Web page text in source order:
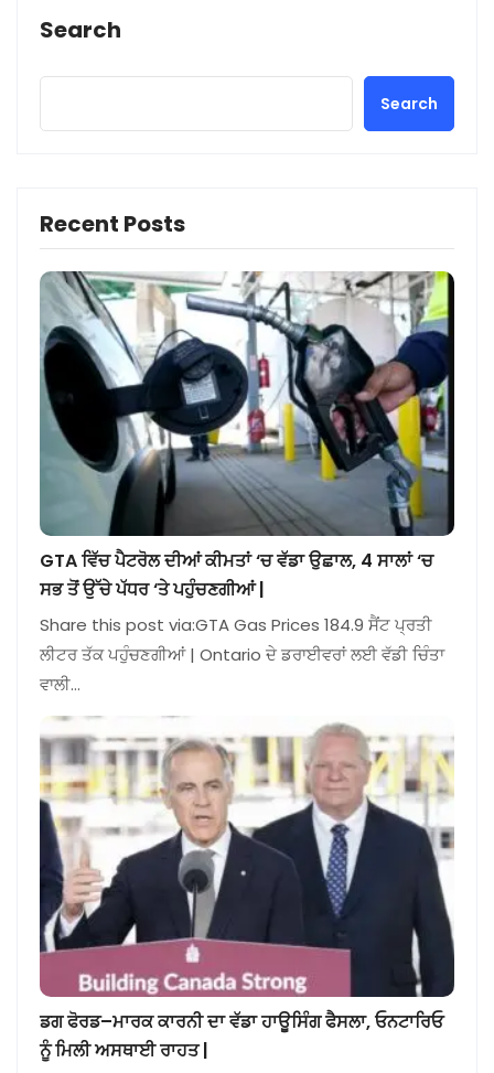
Search
Search
Recent Posts
GTA ਵਿੱਚ ਪੈਟਰੋਲ ਦੀਆਂ ਕੀਮਤਾਂ ‘ਚ ਵੱਡਾ ਉਛਾਲ, 4 ਸਾਲਾਂ ‘ਚ
ਸਭ ਤੋਂ ਉੱਚੇ ਪੱਧਰ ‘ਤੇ ਪਹੁੰਚਣਗੀਆਂ |
Share this post via:GTA Gas Prices 184.9 ਸੈਂਟ ਪ੍ਰਤੀ
ਲੀਟਰ ਤੱਕ ਪਹੁੰਚਣਗੀਆਂ | Ontario ਦੇ ਡਰਾਈਵਰਾਂ ਲਈ ਵੱਡੀ ਚਿੰਤਾ
ਵਾਲੀ…
ਡਗ ਫੋਰਡ–ਮਾਰਕ ਕਾਰਨੀ ਦਾ ਵੱਡਾ ਹਾਊਸਿੰਗ ਫੈਸਲਾ, ਓਨਟਾਰਿਓ
ਨੂੰ ਮਿਲੀ ਅਸਥਾਈ ਰਾਹਤ |